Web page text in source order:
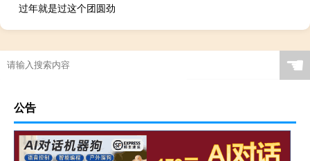
过年就是过这个团圆劲
☚
公告